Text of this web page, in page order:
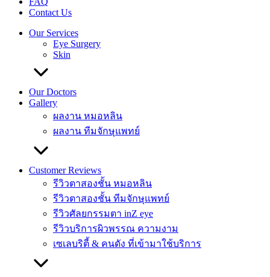
Contact Us
Our Services
Eye Surgery
Skin
Our Doctors
Gallery
ผลงาน หมอหลิน
ผลงาน ทีมจักษุแพทย์
Customer Reviews
รีวิวตาสองชั้น หมอหลิน
รีวิวตาสองชั้น ทีมจักษุแพทย์
รีวิวศัลยกรรมตา inZ eye
รีวิวบริการผิวพรรณ ความงาม
เซเลบริตี้ & คนดัง ที่เข้ามาใช้บริการ